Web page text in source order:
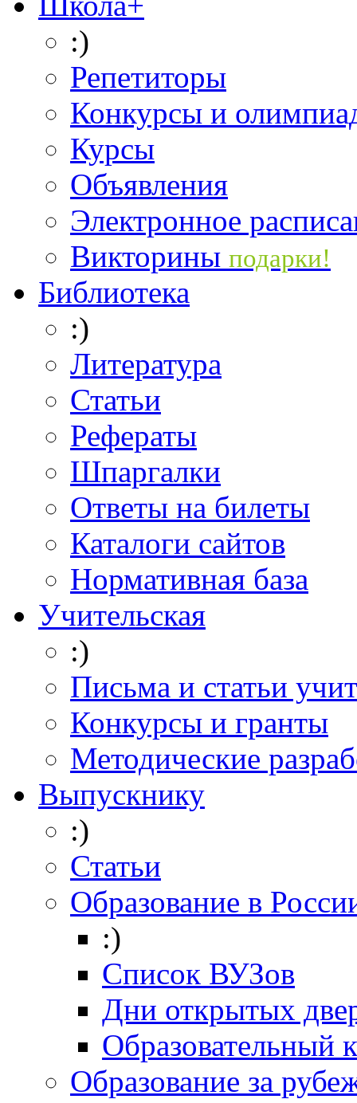
:)
Репетиторы
Конкурсы и
Курсы
Объявления
Электронное
Викторины подарки!
Библиотека
:)
Литература
Статьи
Рефераты
Шпаргалки
Ответы на билеты
Каталоги сайтов
Нормативная база
Учительская
:)
Письма и статьи
Конкурсы и гранты
Методические
Выпускнику
:)
Статьи
Образование в
:)
Список ВУЗов
Дни открытых
Образовательный
Образование за